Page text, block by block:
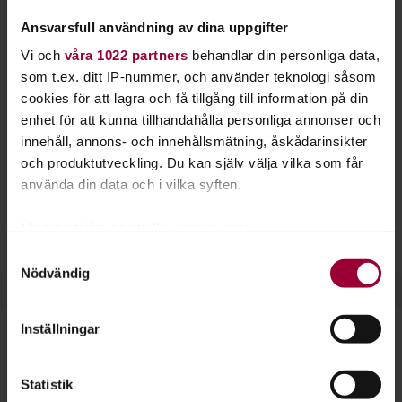
Ansvarsfull användning av dina uppgifter
Vi och våra 1022 partners behandlar din personliga data,
som t.ex. ditt IP-nummer, och använder teknologi såsom
cookies för att lagra och få tillgång till information på din
enhet för att kunna tillhandahålla personliga annonser och
innehåll, annons- och innehållsmätning, åskådarinsikter
och produktutveckling. Du kan själv välja vilka som får
använda din data och i vilka syften.
som kan ha en noggrannhet på upp till flera meter
Ta reda på mer om hur dina personliga uppgifter
Du kan ändra eller dra tillbaka ditt samtycke när som
Nödvändig
Inställningar
Statistik
på trumpet, valthorn, tuba och kornett.
På många orter i landet erbjuder vi kurser i blåsinstrument.
Blåsinstrumenten brukar delas in i två familjer:
Bleckblåsinstrumentär exempelvis althorn, kornett,
trumpet, trombon, tuba och valthorn.Träblåsinstrument
omfattar bland annat saxofon, flöjt, klarinett och oboe.
Dela: E-mail